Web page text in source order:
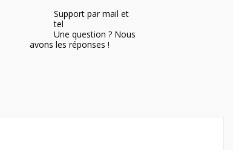
Support par mail et
tel
Une question ? Nous
avons les réponses !